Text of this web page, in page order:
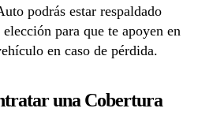
podrás estar respaldado
para que te apoyen en
en caso de pérdida.
una Cobertura